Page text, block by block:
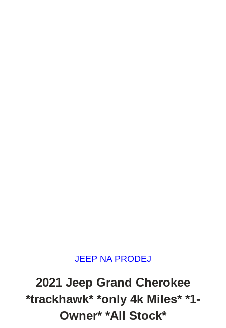
JEEP NA PRODEJ
2021 Jeep Grand Cherokee
*trackhawk* *only 4k Miles* *1-
Owner* *All Stock*